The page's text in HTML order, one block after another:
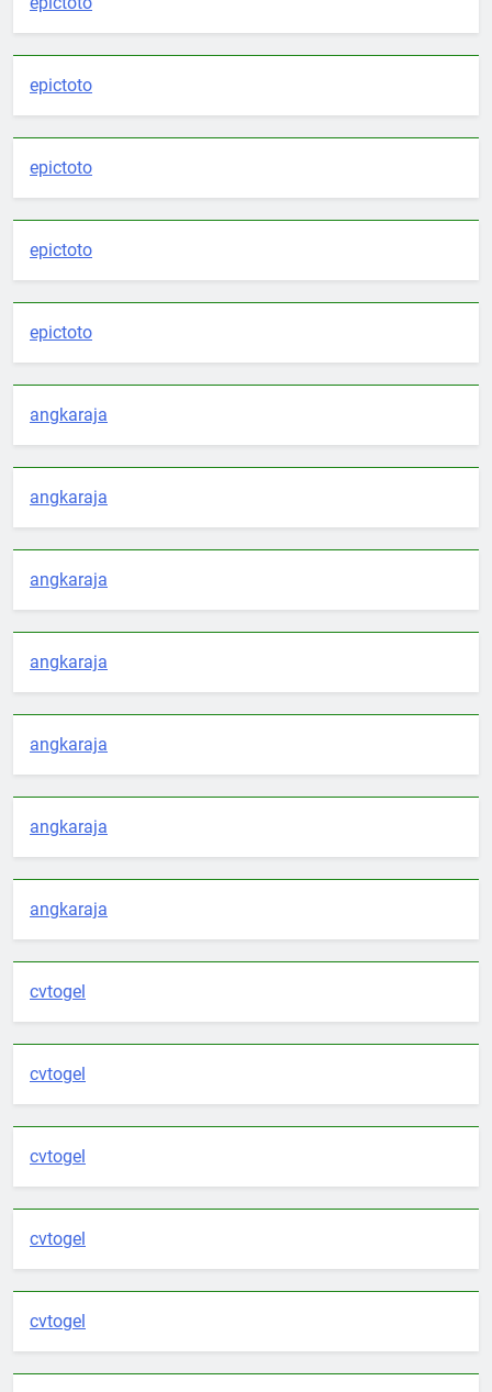
epictoto
epictoto
epictoto
epictoto
angkaraja
angkaraja
angkaraja
angkaraja
angkaraja
angkaraja
angkaraja
cvtogel
cvtogel
cvtogel
cvtogel
cvtogel